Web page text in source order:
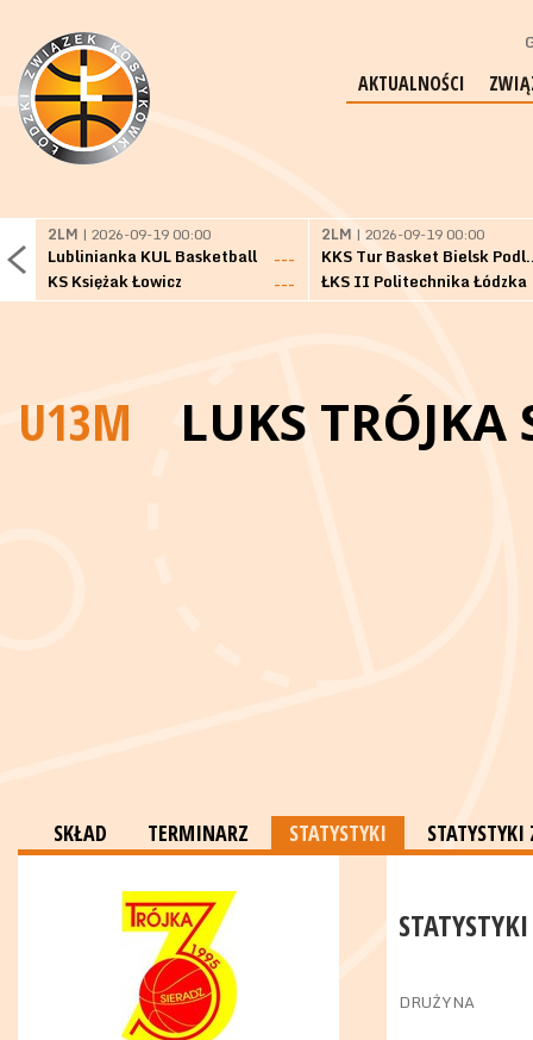
AKTUALNOŚCI
2LM | 2026-09-19 00:00
Lublinianka KUL Basketball
---
KS Księżak Łowicz
---
2LM | 2026-09-19 00:00
KKS Tur
ŁKS II Politechnika Łódzka
U13M LUKS TRÓJKA
SKŁAD TERMINARZ STATYSTYKI
DRUŻYNA